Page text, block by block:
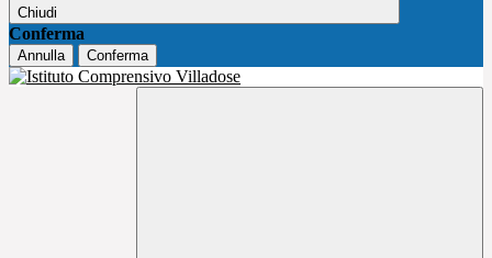
Chiudi
Conferma
Annulla Conferma